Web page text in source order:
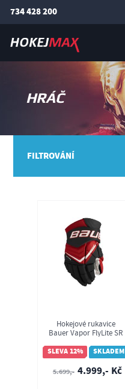
734 428 200
HRÁČ
FILTROVÁNÍ
Hokejové rukavice
Bauer Vapor FlyLite SR
SLEVA 12%
SKLADEM
5.699,- 4.999,- Kč